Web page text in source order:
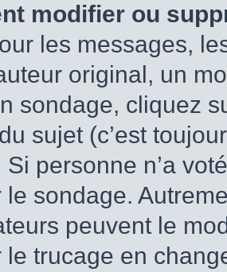
modifier ou
les messages,
original, un
sondage, cliquez
sujet (c’est
personne n’a
le sondage.
peuvent le
le trucage en